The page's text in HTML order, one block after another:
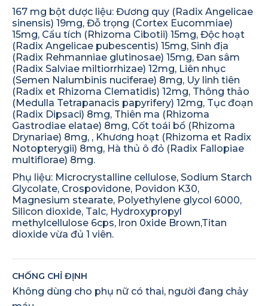
167 mg bột dược liệu: Đương quy (Radix Angelicae
sinensis) 19mg, Đỗ trọng (Cortex Eucommiae)
15mg, Cẩu tích (Rhizoma Cibotii) 15mg, Độc hoạt
(Radix Angelicae pubescentis) 15mg, Sinh địa
(Radix Rehmanniae glutinosae) 15mg, Đan sâm
(Radix Salviae miltiorrhizae) 12mg, Liên nhục
(Semen Nalumbinis nuciferae) 8mg, Uy linh tiên
(Radix et Rhizoma Clematidis) 12mg, Thông thảo
(Medulla Tetrapanacis papyrifery) 12mg, Tục đoạn
(Radix Dipsaci) 8mg, Thiên ma (Rhizoma
Gastrodiae elatae) 8mg, Cốt toái bổ (Rhizoma
Drynariae) 8mg, , Khương hoạt (Rhizoma et Radix
Notopterygii) 8mg, Hà thủ ô đỏ (Radix Fallopiae
multiflorae) 8mg.
Phụ liệu: Microcrystalline cellulose, Sodium Starch
Glycolate, Crospovidone, Povidon K30,
Magnesium stearate, Polyethylene glycol 6000,
Silicon dioxide, Talc, Hydroxypropyl
methylcellulose 6cps, lron 0xide Brown,Titan
dioxide vừa đủ 1 viên.
CHỐNG CHỈ ĐỊNH
Không dùng cho phụ nữ có thai, người đang chảy